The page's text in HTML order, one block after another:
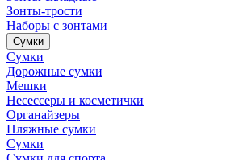
Зонты-трости
Наборы с зонтами
Сумки
Сумки
Дорожные сумки
Мешки
Несессеры и косметички
Органайзеры
Пляжные сумки
Сумки